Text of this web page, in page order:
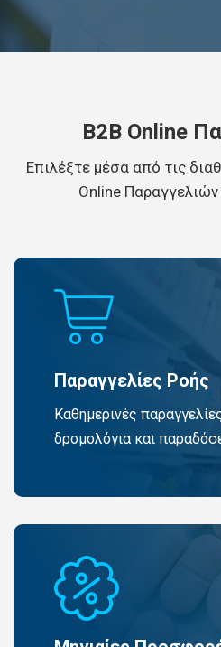
B2B Online
Eπιλέξτε μέσα από τις
Online
Παραγγελίες Ροής
Καθημερινές
δρομολόγια και